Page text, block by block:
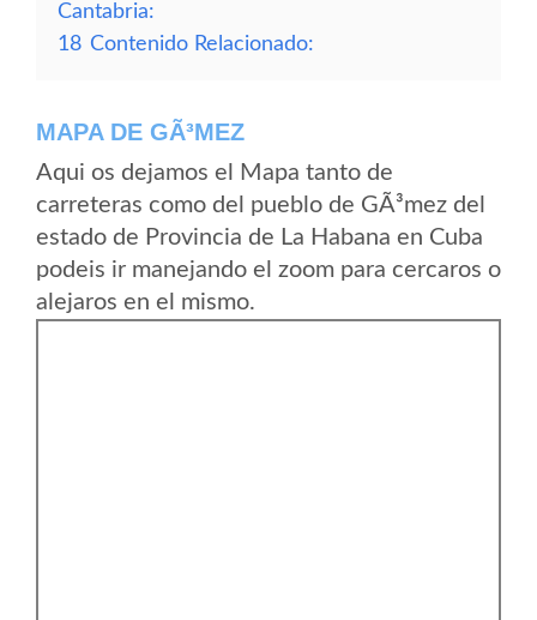
Cantabria:
18 Contenido Relacionado:
MAPA DE GÃ³MEZ
Aqui os dejamos el Mapa tanto de
carreteras como del pueblo de GÃ³mez del
estado de Provincia de La Habana en Cuba
podeis ir manejando el zoom para cercaros o
alejaros en el mismo.